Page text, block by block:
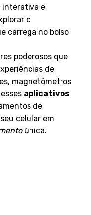
interativa e
o
carrega no bolso
poderosos que
de
magnetômetros
aplicativos
de
celular em
única.